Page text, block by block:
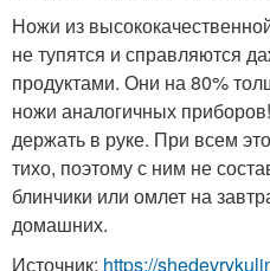
Ножи из
не тупятся и справляются
продуктами. Они на 80%
ножи аналогичных
держать в руке. При всем
тихо, поэтому с ним не
блинчики или омлет на
домашних.
Источник: https://